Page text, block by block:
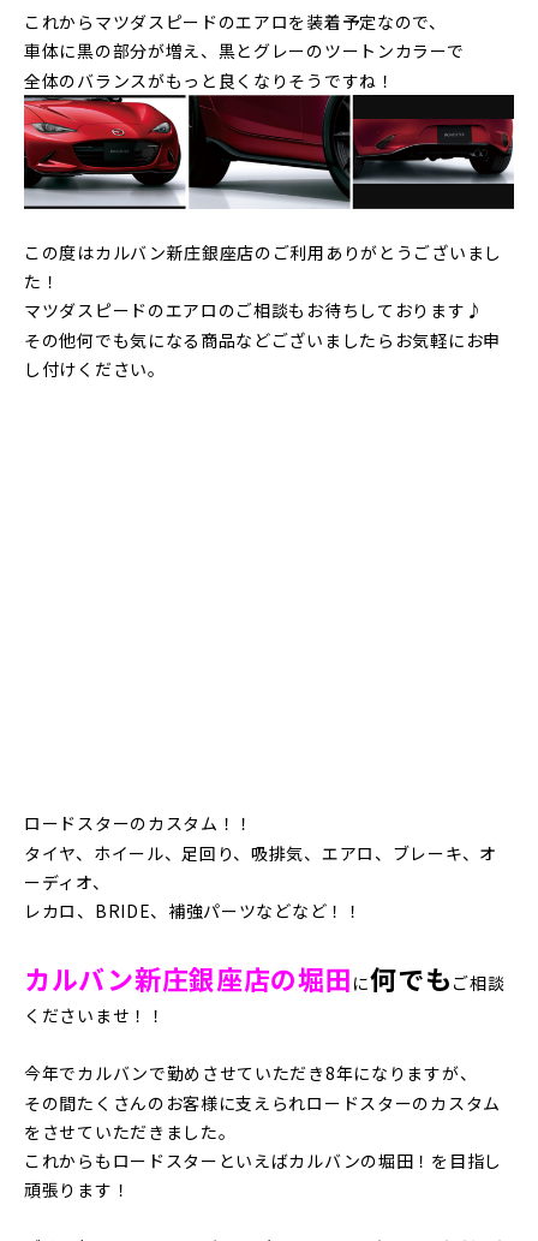
これからマツダスピードのエアロを装着予定なので、
車体に黒の部分が増え、黒とグレーのツートンカラーで
全体のバランスがもっと良くなりそうですね！
この度はカルバン新庄銀座店のご利用ありがとうございまし
た！
マツダスピードのエアロのご相談もお待ちしております♪
その他何でも気になる商品などございましたらお気軽にお申
し付けください。
ロードスターのカスタム！！
タイヤ、ホイール、足回り、吸排気、エアロ、ブレーキ、オ
ーディオ、
レカロ、BRIDE、補強パーツなどなど！！
カルバン新庄銀座店の堀田 に何でも ご相談
くださいませ！！
今年でカルバンで勤めさせていただき8年になりますが、
その間たくさんのお客様に支えられロードスターのカスタム
をさせていただきました｡
これからもロードスターといえばカルバンの堀田！を目指し
頑張ります！